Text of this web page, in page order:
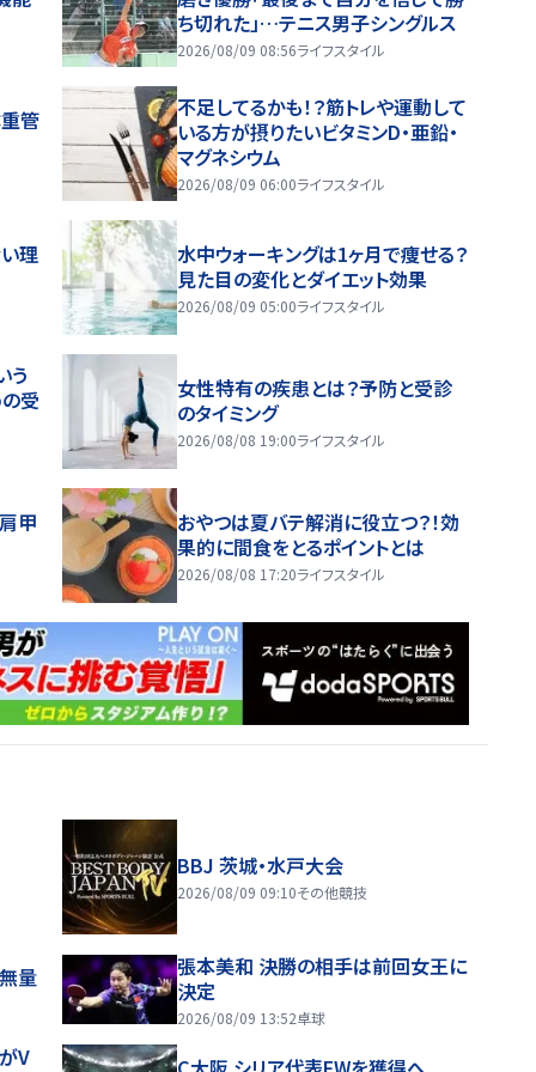
ち切れた」…テニス男子シングルス
2026/08/09 08:56ライフスタイル
重管
不足してるかも！？筋トレや運動して
いる方が摂りたいビタミンD・亜鉛・
マグネシウム
2026/08/09 06:00ライフスタイル
理
水中ウォーキングは1ヶ月で痩せる？
見た目の変化とダイエット効果
2026/08/09 05:00ライフスタイル
う
受
女性特有の疾患とは？予防と受診
のタイミング
2026/08/08 19:00ライフスタイル
甲
おやつは夏バテ解消に役立つ？！効
果的に間食をとるポイントとは
2026/08/08 17:20ライフスタイル
BBJ 茨城・水戸大会
2026/08/09 09:10その他競技
量
張本美和 決勝の相手は前回女王に
決定
2026/08/09 13:52卓球
V